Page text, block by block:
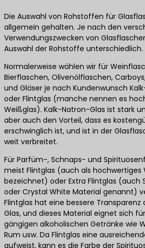
Die Auswahl von Rohstoffen für
allgemein gehalten. Je nach den
Verwendungszwecken von
Auswahl der Rohstoffe unterschiedlich.
Normalerweise wählen wir für
Bierflaschen, Olivenölflaschen,
und Gläser je nach Kundenwunsch
oder Flintglas (manche nennen es
Weißglas). Kalk-Natron-Glas ist stark
aber auch den Vorteil, dass es
erschwinglich ist, und ist in der
weit verbreitet.
Für Parfüm-, Schnaps- und
meist Flintglas (auch als hochwertiges
bezeichnet) oder Extra Flintglas (auch
oder Crystal White Material genannt)
Flintglas hat eine bessere Transparenz
Glas, und dieses Material eignet sich
gängigen alkoholischen Getränke wie
Rum usw. Da Flintglas eine
aufweist, kann es die Farbe der